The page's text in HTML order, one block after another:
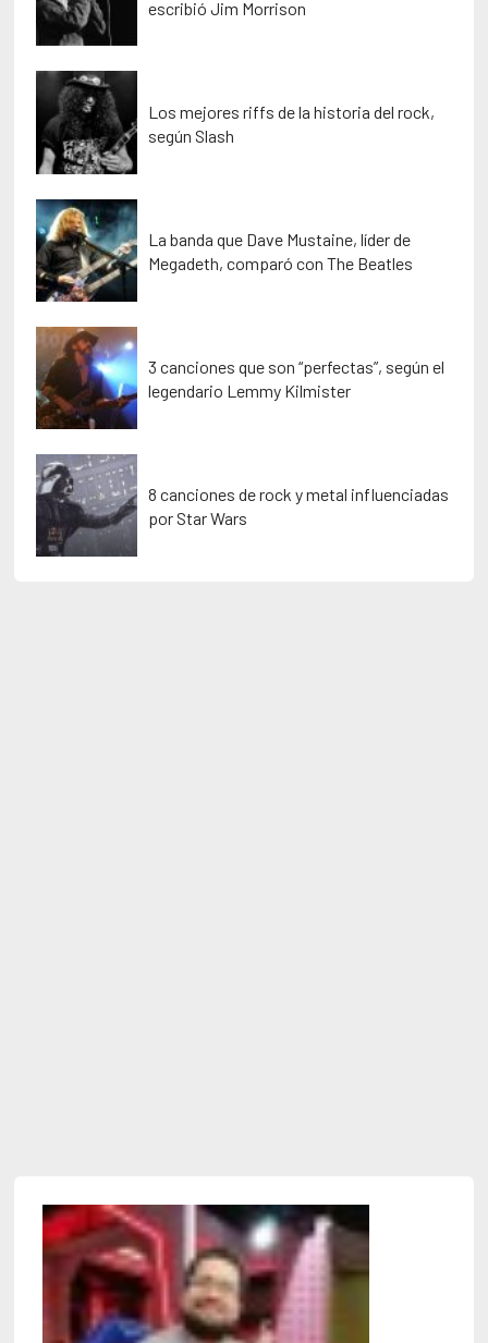
escribió Jim Morrison
Los mejores riffs de la historia del rock,
según Slash
La banda que Dave Mustaine, líder de
Megadeth, comparó con The Beatles
3 canciones que son “perfectas”, según el
legendario Lemmy Kilmister
8 canciones de rock y metal influenciadas
por Star Wars